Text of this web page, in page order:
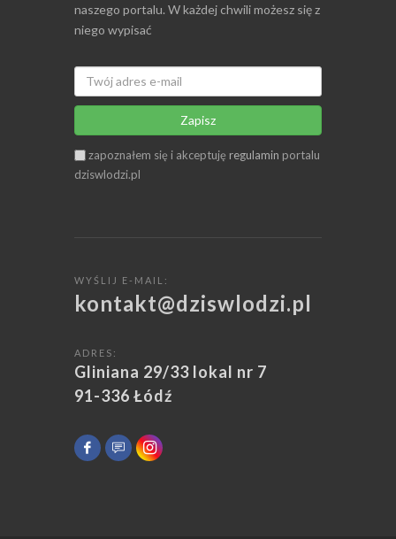
naszego portalu. W każdej chwili możesz się z
niego wypisać
Zapisz
zapoznałem się i akceptuję regulamin portalu
dziswlodzi.pl
WYŚLIJ E-MAIL:
kontakt@dziswlodzi.pl
ADRES:
Gliniana 29/33 lokal nr 7
91-336 Łódź